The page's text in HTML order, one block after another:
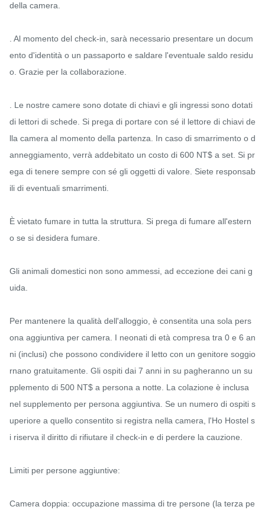
della camera.
. Al momento del check-in, sarà necessario presentare un docum
ento d'identità o un passaporto e saldare l'eventuale saldo residu
o. Grazie per la collaborazione.
. Le nostre camere sono dotate di chiavi e gli ingressi sono dotati
di lettori di schede. Si prega di portare con sé il lettore di chiavi de
lla camera al momento della partenza. In caso di smarrimento o d
anneggiamento, verrà addebitato un costo di 600 NT$ a set. Si pr
ega di tenere sempre con sé gli oggetti di valore. Siete responsab
ili di eventuali smarrimenti.
È vietato fumare in tutta la struttura. Si prega di fumare all'estern
o se si desidera fumare.
Gli animali domestici non sono ammessi, ad eccezione dei cani g
uida.
Per mantenere la qualità dell'alloggio, è consentita una sola pers
ona aggiuntiva per camera. I neonati di età compresa tra 0 e 6 an
ni (inclusi) che possono condividere il letto con un genitore soggio
rnano gratuitamente. Gli ospiti dai 7 anni in su pagheranno un su
pplemento di 500 NT$ a persona a notte. La colazione è inclusa
nel supplemento per persona aggiuntiva. Se un numero di ospiti s
uperiore a quello consentito si registra nella camera, l'Ho Hostel s
i riserva il diritto di rifiutare il check-in e di perdere la cauzione.
Limiti per persone aggiuntive:
Camera doppia: occupazione massima di tre persone (la terza pe